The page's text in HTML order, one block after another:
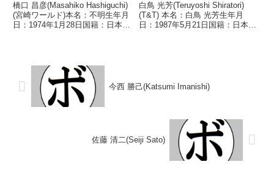
橋口 昌彦(Masahiko Hashiguchi)
(宮崎ワールド)本名：不明生年月
日：1974年1月28日国籍：日本戦
S)1997...
白鳥 光芳(Teruyoshi Shiratori)
(T&T) 本名：白鳥 光芳生年月
日：1987年5月21日国籍：日本戦
今西 勝己(Katsumi Imanishi)
佐藤 清二(Seiji Sato)